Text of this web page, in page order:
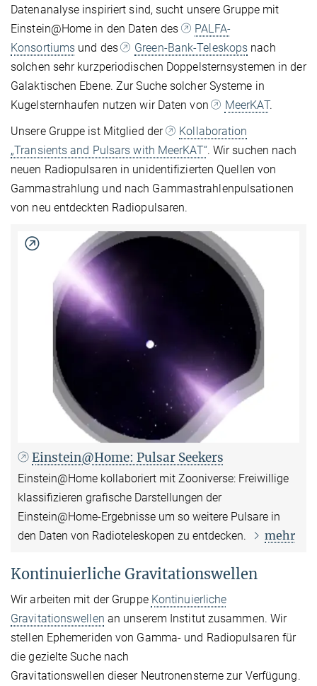
Datenanalyse inspiriert sind, sucht unsere Gruppe mit
Einstein@Home in den Daten des
PALFA-
Konsortiums und des Green-Bank-Teleskops nach
solchen sehr kurzperiodischen Doppelsternsystemen in der
Galaktischen Ebene. Zur Suche solcher Systeme in
Kugelsternhaufen nutzen wir Daten von
MeerKAT.
Unsere Gruppe ist Mitglied der
Kollaboration
„Transients and Pulsars with MeerKAT“. Wir suchen nach
neuen Radiopulsaren in unidentifizierten Quellen von
Gammastrahlung und nach Gammastrahlenpulsationen
von neu entdeckten Radiopulsaren.
Einstein@Home: Pulsar Seekers
Einstein@Home kollaboriert mit Zooniverse: Freiwillige
klassifizieren grafische Darstellungen der
Einstein@Home-Ergebnisse um so weitere Pulsare in
den Daten von Radioteleskopen zu entdecken.
mehr
Kontinuierliche Gravitationswellen
Wir arbeiten mit der Gruppe Kontinuierliche
Gravitationswellen an unserem Institut zusammen. Wir
stellen Ephemeriden von Gamma- und Radiopulsaren für
die gezielte Suche nach
Gravitationswellen dieser Neutronensterne zur Verfügung.